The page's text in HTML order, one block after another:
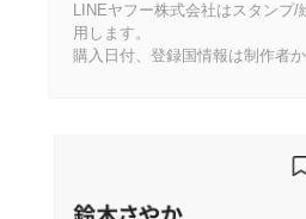
LINEヤフー株式会社はスタンプ
用します。
購入日付、登録国情報は制作者